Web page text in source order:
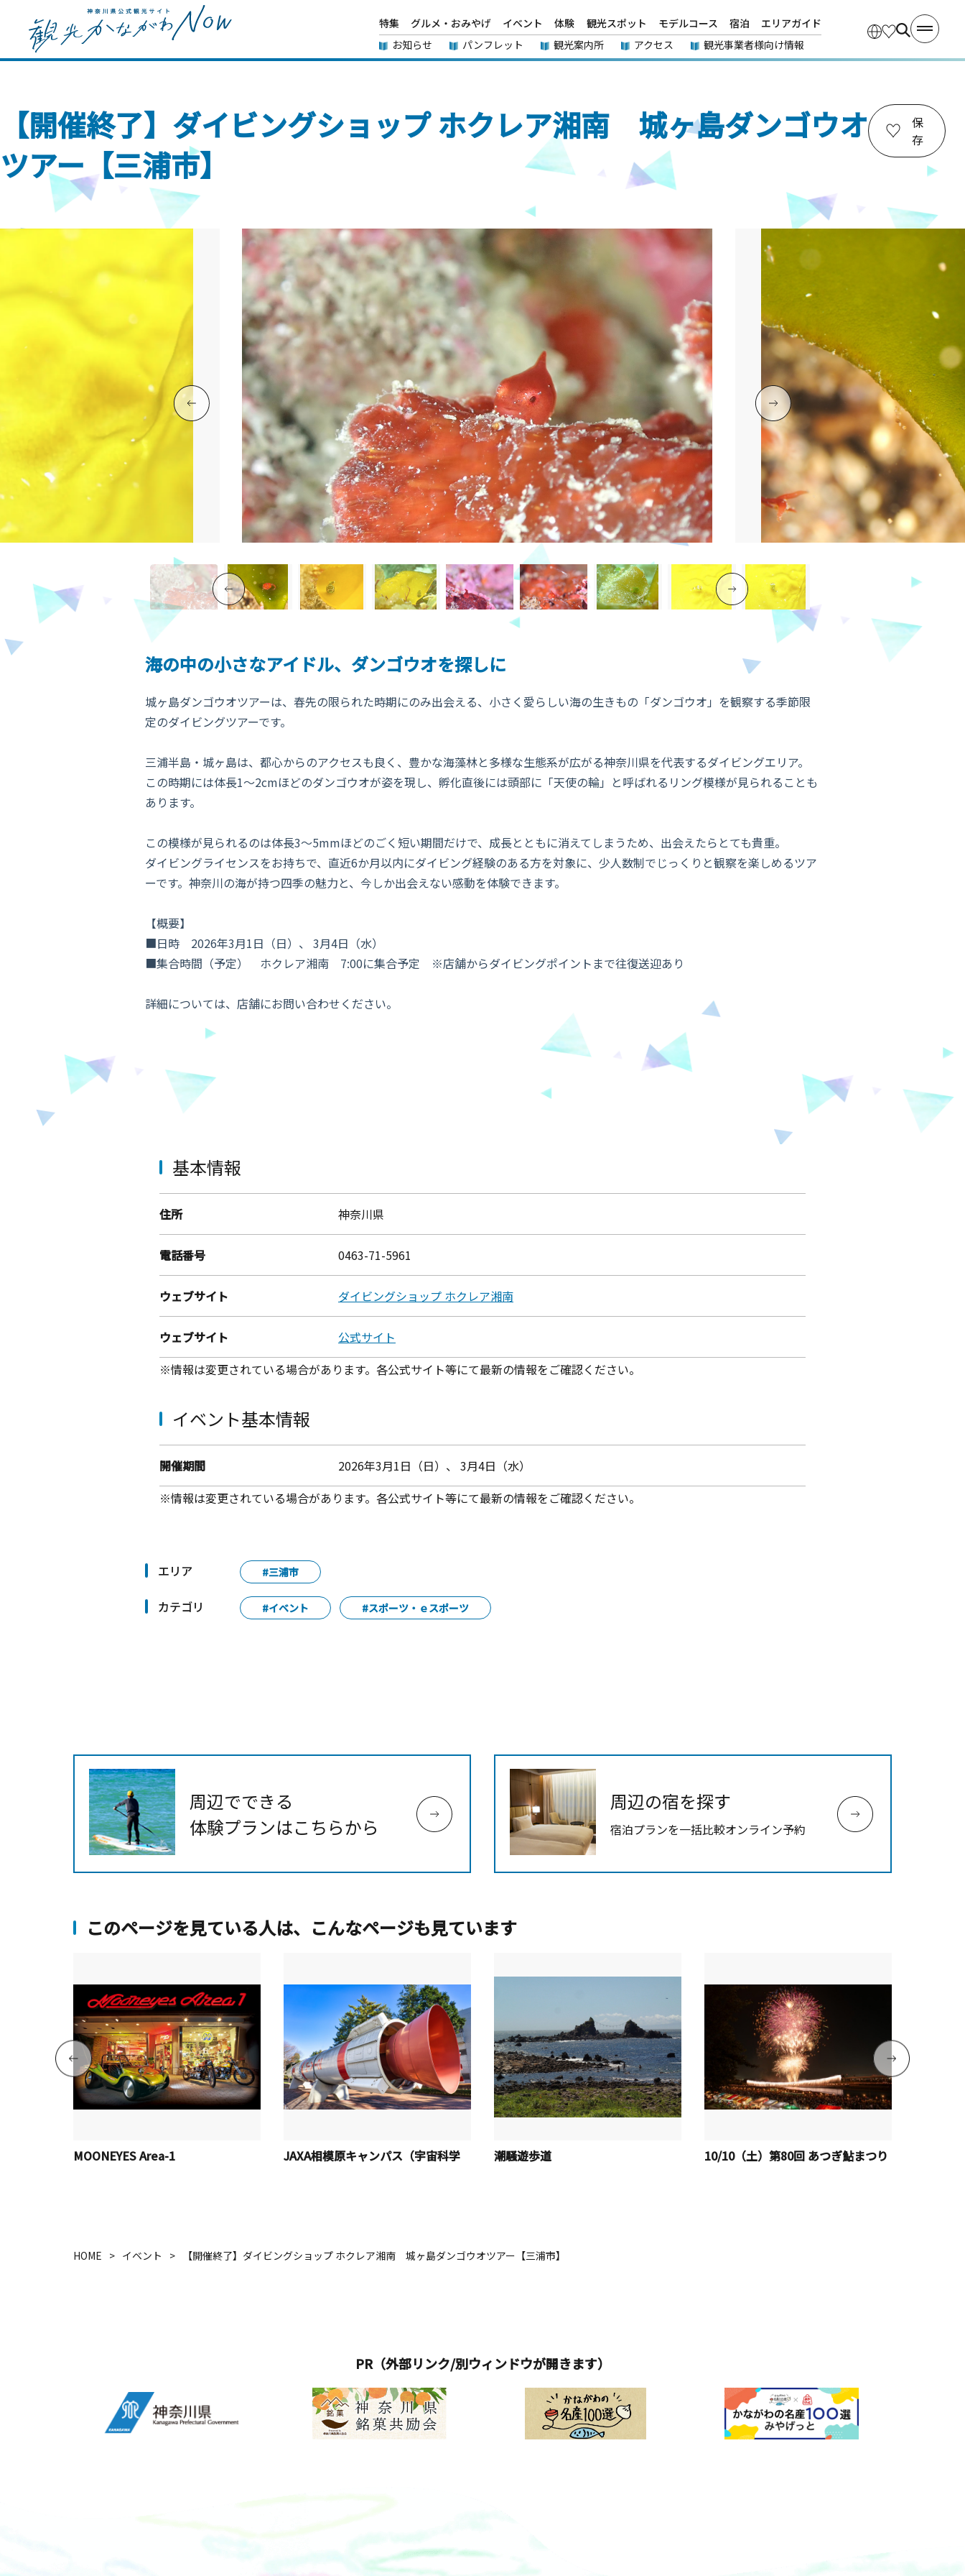
特集 グルメ・おみやげ イベント 体験 観光スポット モデルコース 宿泊
エリアガイド
お知らせ
パンフレット 観光案内所 アクセス 観光事業者様向け情報
【開催終了】ダイビングショップ ホクレア湘南 城ヶ島ダンゴウオ
ツアー【三浦市】
保
存
海の中の小さなアイドル、ダンゴウオを探しに
城ヶ島ダンゴウオツアーは、春先の限られた時期にのみ出会える、小さく愛らしい海の生きもの「ダンゴウオ」を観察する季節限
定のダイビングツアーです。
三浦半島・城ヶ島は、都心からのアクセスも良く、豊かな海藻林と多様な生態系が広がる神奈川県を代表するダイビングエリア。
この時期には体長1〜2cmほどのダンゴウオが姿を現し、孵化直後には頭部に「天使の輪」と呼ばれるリング模様が見られることも
あります。
この模様が見られるのは体長3〜5mmほどのごく短い期間だけで、成長とともに消えてしまうため、出会えたらとても貴重。
ダイビングライセンスをお持ちで、直近6か月以内にダイビング経験のある方を対象に、少人数制でじっくりと観察を楽しめるツア
ーです。神奈川の海が持つ四季の魅力と、今しか出会えない感動を体験できます。
【概要】
■日時 2026年3月1日（日）、 3月4日（水）
■集合時間（予定） ホクレア湘南 7:00に集合予定 ※店舗からダイビングポイントまで往復送迎あり
詳細については、店舗にお問い合わせください。
基本情報
住所 神奈川県
電話番号 0463-71-5961
ウェブサイト ダイビングショップ ホクレア湘南
ウェブサイト
公式サイト
※情報は変更されている場合があります。各公式サイト等にて最新の情報をご確認ください。
イベント基本情報
開催期間
2026年3月1日（日）、 3月4日（水）
※情報は変更されている場合があります。各公式サイト等にて最新の情報をご確認ください。
エリア #三浦市
カテゴリ #イベント #スポーツ・ｅスポーツ
周辺でできる
体験プランはこちらから
周辺の宿を探す
宿泊プランを一括比較オンライン予約
このページを見ている人は、こんなページも見ています
MOONEYES Area-1
JAXA相模原キャンパス（宇宙科学
潮騒遊歩道
10/10（土）第80回 あつぎ鮎まつり
HOME イベント 【開催終了】ダイビングショップ ホクレア湘南 城ヶ島ダンゴウオツアー【三浦市】
PR（外部リンク/別ウィンドウが開きます）